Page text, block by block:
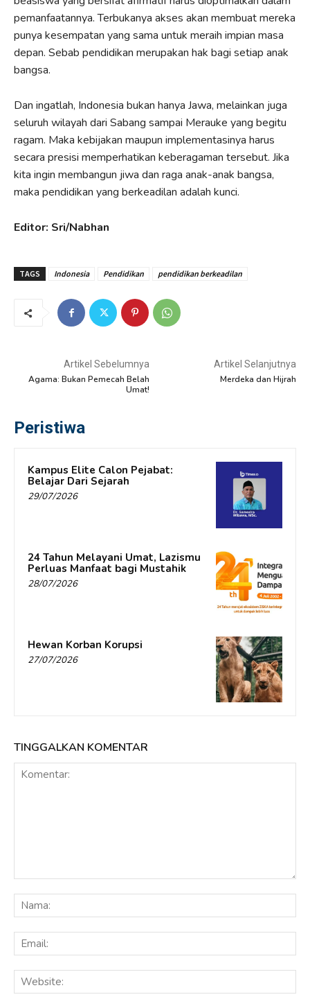
pemanfaatannya. Terbukanya akses akan membuat mereka
punya kesempatan yang sama untuk meraih impian masa
depan. Sebab pendidikan merupakan hak bagi setiap anak
bangsa.
Dan ingatlah, Indonesia bukan hanya Jawa, melainkan juga
seluruh wilayah dari Sabang sampai Merauke yang begitu
ragam. Maka kebijakan maupun implementasinya harus
secara presisi memperhatikan keberagaman tersebut. Jika
kita ingin membangun jiwa dan raga anak-anak bangsa,
maka pendidikan yang berkeadilan adalah kunci.
Editor: Sri/Nabhan
TAGS Indonesia Pendidikan pendidikan berkeadilan
Artikel Sebelumnya
Agama: Bukan Pemecah Belah
Umat!
Artikel Selanjutnya
Merdeka dan Hijrah
Peristiwa
Kampus Elite Calon Pejabat:
Belajar Dari Sejarah
29/07/2026
24 Tahun Melayani Umat, Lazismu
Perluas Manfaat bagi Mustahik
28/07/2026
Hewan Korban Korupsi
27/07/2026
TINGGALKAN KOMENTAR